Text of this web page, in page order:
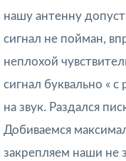
нашу антенну
сигнал не пойман,
неплохой
сигнал буквально «
на звук. Раздался
Добиваемся
закрепляем наши не